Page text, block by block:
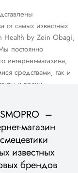
от самых известных
Health by Zein Obagi,
постоянно
магазина,
средствами, так и
и врачи-
–
магазин
известных
брендов